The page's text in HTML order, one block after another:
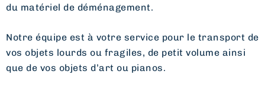
du matériel de déménagement.
Notre équipe est à votre service pour le transport de
vos objets lourds ou fragiles, de petit volume ainsi
que de vos objets d’art ou pianos.